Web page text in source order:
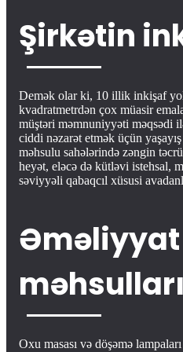
Şirkətin
Demək olar ki, 10 illik inkişaf
kvadratmetrdən çox müasir
müştəri məmnuniyyəti məqsədi
ciddi nəzarət etmək üçün
məhsulu sahələrində zəngin
heyət, eləcə də kütləvi istehsal,
səviyyəli qabaqcıl xüsusi
Əməliyyat
məhsulları
Oxu masası və döşəmə